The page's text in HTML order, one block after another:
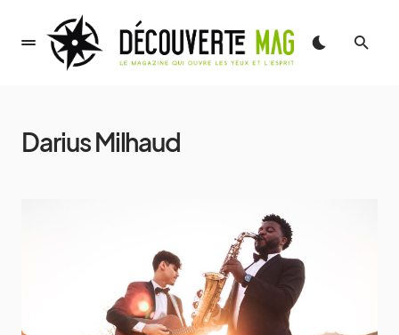
Darius Milhaud